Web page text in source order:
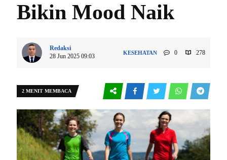
Bikin Mood Naik
Redaksi
28 Jun 2025 09:03
KESEHATAN 0 278
2 MENIT MEMBACA